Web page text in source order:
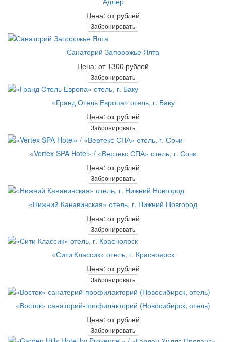
Цена: от рублей
Забронировать
Санаторий Запорожье Ялта
Цена: от 1300 рублей
Забронировать
«Гранд Отель Европа» отель, г. Баку
Цена: от рублей
Забронировать
«Vertex SPA Hotel» / «Вертекс СПА» отель, г. Сочи
Цена: от рублей
Забронировать
«Нижний Канавинская» отель, г. Нижний Новгород
Цена: от рублей
Забронировать
«Сити Классик» отель, г. Красноярск
Цена: от рублей
Забронировать
«Восток» санаторий-профилакторий (Новосибирск, отель)
Цена: от рублей
Забронировать